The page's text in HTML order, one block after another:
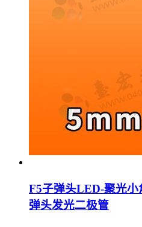
F5子弹头LED-聚光
弹头发光二极管